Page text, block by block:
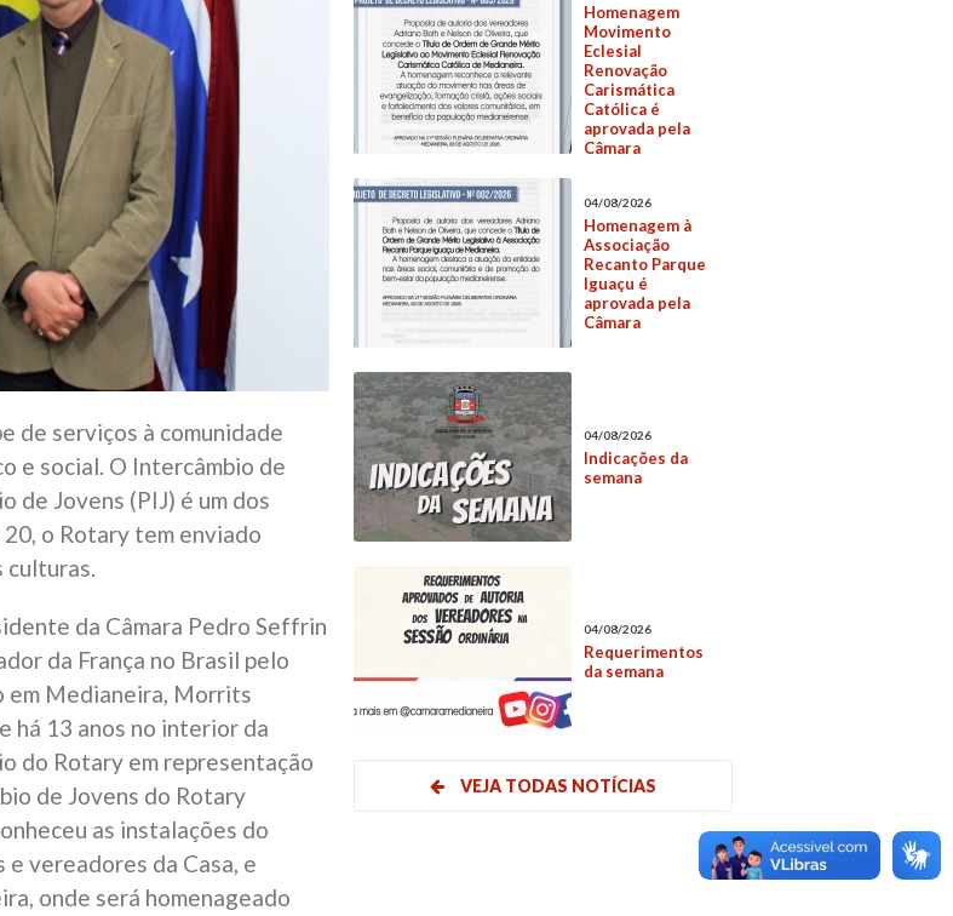
de serviços à comunidade
e social. O Intercâmbio de
de Jovens (PIJ) é um dos
o Rotary tem enviado
culturas.
da Câmara Pedro Seffrin
da França no Brasil pelo
em Medianeira, Morrits
há 13 anos no interior da
do Rotary em representação
de Jovens do Rotary
as instalações do
vereadores da Casa, e
onde será homenageado
Homenagem
Movimento
Eclesial
Renovação
Carismática
Católica é
aprovada pela
Câmara
04/08/2026
Homenagem à
Associação
Recanto Parque
Iguaçu é
aprovada pela
Câmara
04/08/2026
Indicações da
semana
04/08/2026
Requerimentos
da semana
VEJA TODAS NOTÍCIAS